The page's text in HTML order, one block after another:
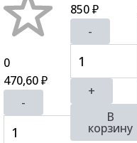
0
470,60 ₽
-
850₽
-
+
В
корзину